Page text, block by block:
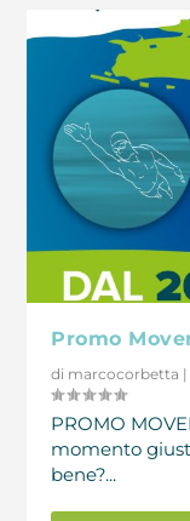
Promo
di marcocorbetta
PROMO
momento
bene?...